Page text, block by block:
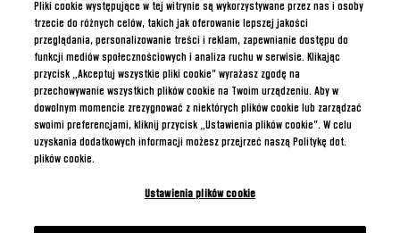
Pliki cookie występujące w tej witrynie są wykorzystywane przez nas i osoby
trzecie do różnych celów, takich jak oferowanie lepszej jakości
przeglądania, personalizowanie treści i reklam, zapewnianie dostępu do
funkcji mediów społecznościowych i analiza ruchu w serwisie. Klikając
przycisk „Akceptuj wszystkie pliki cookie” wyrażasz zgodę na
przechowywanie wszystkich plików cookie na Twoim urządzeniu. Aby w
dowolnym momencie zrezygnować z niektórych plików cookie lub zarządzać
swoimi preferencjami, kliknij przycisk „Ustawienia plików cookie”. W celu
uzyskania dodatkowych informacji możesz przejrzeć naszą Politykę dot.
plików cookie.
Ustawienia plików cookie